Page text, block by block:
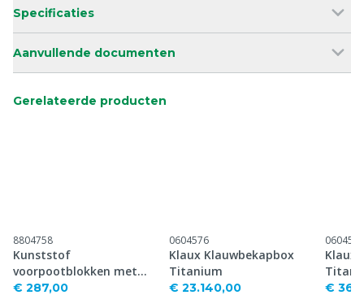
Specificaties
Aanvullende documenten
Gerelateerde producten
8804758
Kunststof
voorpootblokken met
inkeping, per paar
€ 287,00
0604576
Klaux Klauwbekapbox
Titanium
€ 23.140,00
0604577
Klaux
€